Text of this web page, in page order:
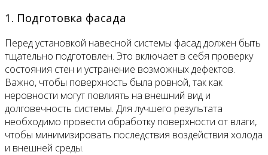
1. Подготовка фасада
Перед установкой навесной системы фасад должен быть
тщательно подготовлен. Это включает в себя проверку
состояния стен и устранение возможных дефектов.
Важно, чтобы поверхность была ровной, так как
неровности могут повлиять на внешний вид и
долговечность системы. Для лучшего результата
необходимо провести обработку поверхности от влаги,
чтобы минимизировать последствия воздействия холода
и внешней среды.